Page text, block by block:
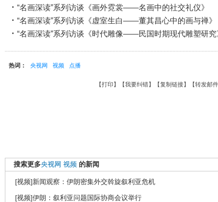
“名画深读”系列访谈《画外霓裳——名画中的社交礼仪》
“名画深读”系列访谈《虚室生白——董其昌心中的画与禅》
“名画深读”系列访谈《时代雕像——民国时期现代雕塑研究
热词： 央视网 视频 点播
【打印 】【我要纠错】【复制链接】【转发邮件
搜索更多央视网 视频 的新闻
[视频]新闻观察：伊朗密集外交斡旋叙利亚危机
[视频]伊朗：叙利亚问题国际协商会议举行